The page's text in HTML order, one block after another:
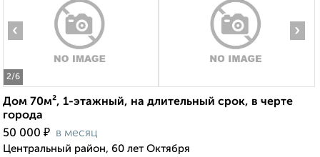
2/6
‹ ›
Дом 70м², 1-этажный, на длительный срок, в черте
города
50 000 ₽ в месяц
Центральный район, 60 лет Октября